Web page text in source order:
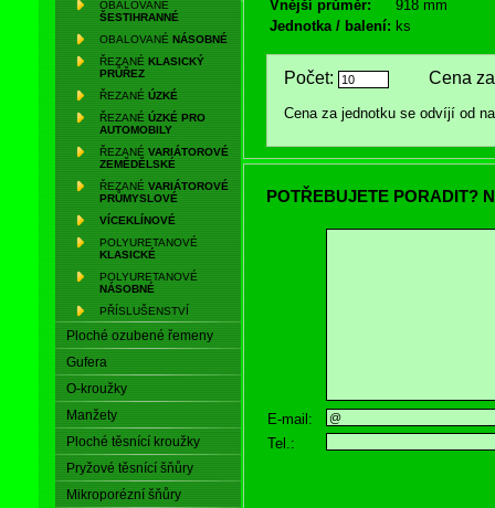
OBALOVANÉ
ŠESTIHRANNÉ
OBALOVANÉ NÁSOBNÉ
ŘEZANÉ KLASICKÝ
PRŮŘEZ
ŘEZANÉ ÚZKÉ
ŘEZANÉ ÚZKÉ PRO
AUTOMOBILY
ŘEZANÉ VARIÁTOROVÉ
ZEMĚDĚLSKÉ
ŘEZANÉ VARIÁTOROVÉ
PRŮMYSLOVÉ
VÍCEKLÍNOVÉ
POLYURETANOVÉ
KLASICKÉ
POLYURETANOVÉ
NÁSOBNÉ
PŘÍSLUŠENSTVÍ
Ploché ozubené řemeny
Gufera
O-kroužky
Manžety
Ploché těsnící kroužky
Pryžové těsnící šňůry
Mikroporézní šňůry
Vnější průměr:
918 mm
Jednotka / balení: ks
Počet: Cena za
Cena za jednotku se odvíjí od
POTŘEBUJETE PORADIT?
E-mail:
Tel.: